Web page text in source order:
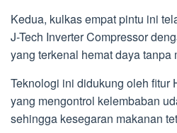
Kedua, kulkas empat pintu ini
J-Tech Inverter Compressor
yang terkenal hemat daya tanpa
Teknologi ini didukung oleh fitur
yang mengontrol kelembaban
sehingga kesegaran makanan